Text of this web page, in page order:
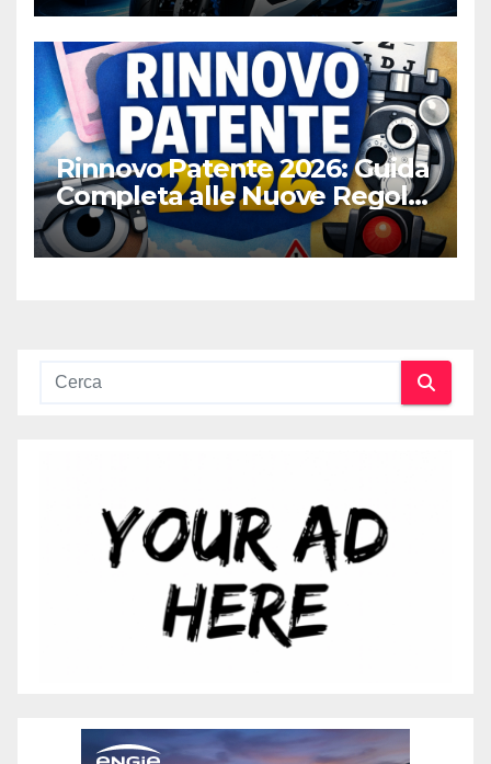
Rinnovo Patente 2026: Guida
Completa alle Nuove Regole,
Digitalizzazione e Costi